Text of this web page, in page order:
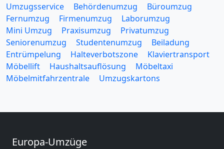
Umzugsservice Behördenumzug
Büroumzug
Fernumzug
Firmenumzug
Laborumzug
Mini Umzug
Praxisumzug
Privatumzug
Seniorenumzug
Studentenumzug
Beiladung
Entrümpelung
Halteverbotszone
Klaviertransport
Möbellift
Haushaltsauflösung
Möbeltaxi
Möbelmitfahrzentrale
Umzugskartons
Europa-Umzüge